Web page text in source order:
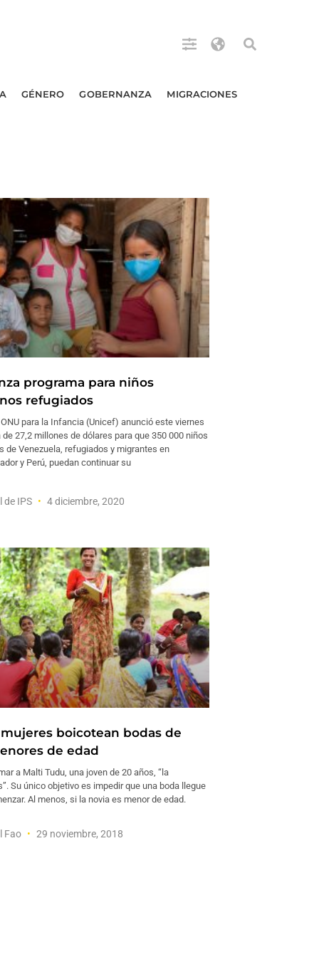
GÉNERO GOBERNANZA MIGRACIONES
programa para niños
refugiados
ONU para la Infancia (Unicef) anunció este viernes
de 27,2 millones de dólares para que 350 000 niños
de Venezuela, refugiados y migrantes en
y Perú, puedan continuar su
de IPS 4 diciembre, 2020
boicotean bodas de
de edad
a Malti Tudu, una joven de 20 años, “la
Su único objetivo es impedir que una boda llegue
Al menos, si la novia es menor de edad.
Fao 29 noviembre, 2018